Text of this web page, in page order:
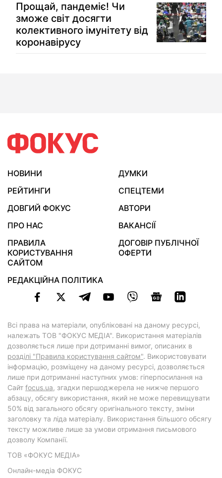
Прощай, пандеміє! Чи
зможе світ досягти
колективного імунітету від
коронавірусу
НОВИНИ
ДУМКИ
РЕЙТИНГИ
СПЕЦТЕМИ
ДОВГИЙ ФОКУС
АВТОРИ
ПРО НАС
ВАКАНСІЇ
ПРАВИЛА
КОРИСТУВАННЯ
САЙТОМ
ДОГОВІР ПУБЛІЧНОЇ
ОФЕРТИ
РЕДАКЦІЙНА ПОЛІТИКА
Всі права на матеріали, опубліковані на даному ресурсі,
належать ТОВ "ФОКУС МЕДІА". Використання матеріалів
дозволяється лише при дотриманні вимог, описаних в
розділі "Правила користування сайтом". Використовувати
інформацію, розміщену на даному ресурсі, дозволяється
лише при дотриманні наступних умов: гіперпосилання на
Cайт focus.ua, згадки першоджерела не нижче першого
абзацу, обсягу використання, який не може перевищувати
50% від загального обсягу оригінального тексту, зміни
заголовку та ліда матеріалу. Використання більшого обсягу
тексту можливе лише за умови отримання письмового
дозволу Компанії.
ТОВ «ФОКУС МЕДІА»
Онлайн-медіа ФОКУС